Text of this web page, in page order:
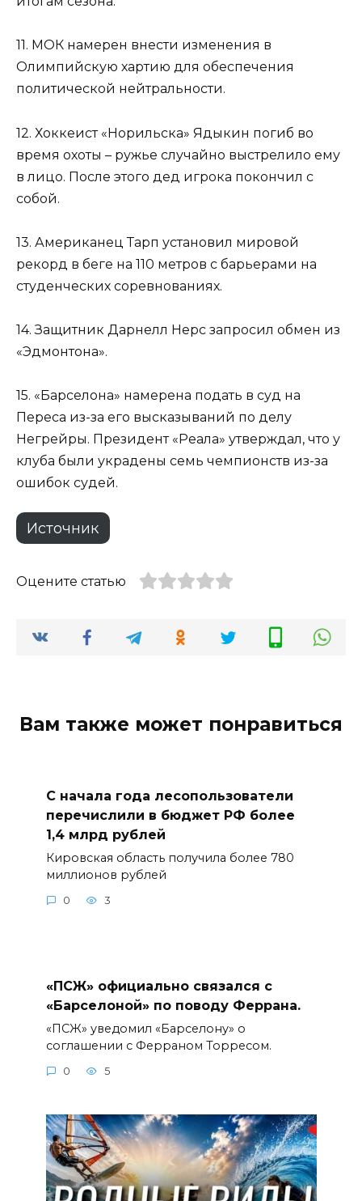
11. МОК намерен внести изменения в
Олимпийскую хартию для обеспечения
политической нейтральности.
12. Хоккеист «Норильска» Ядыкин погиб во
время охоты – ружье случайно выстрелило ему
в лицо. После этого дед игрока покончил с
собой.
13. Американец Тарп установил мировой
рекорд в беге на 110 метров с барьерами на
студенческих соревнованиях.
14. Защитник Дарнелл Нерс запросил обмен из
«Эдмонтона».
15. «Барселона» намерена подать в суд на
Переса из-за его высказываний по делу
Негрейры. Президент «Реала» утверждал, что у
клуба были украдены семь чемпионств из-за
ошибок судей.
Источник
Оцените статью
Вам также может понравиться
С начала года лесопользователи
перечислили в бюджет РФ более
1,4 млрд рублей
Кировская область получила более 780
миллионов рублей
0 3
«ПСЖ» официально связался с
«Барселоной» по поводу Феррана.
«ПСЖ» уведомил «Барселону» о
соглашении с Ферраном Торресом.
0 5